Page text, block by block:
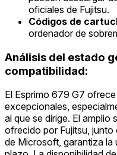
oficiales de Fujitsu.
Códigos de
ordenador de
Análisis del estado
compatibilidad:
El Esprimo 679 G7
excepcionales,
al que se dirige. El
ofrecido por Fujitsu,
de Microsoft, garantiza la